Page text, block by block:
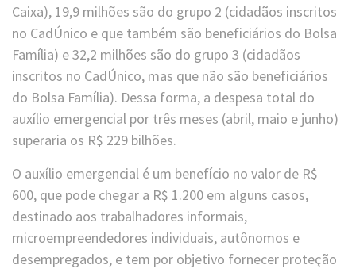
Caixa), 19,9 milhões são do grupo 2 (cidadãos inscritos
no CadÚnico e que também são beneficiários do Bolsa
Família) e 32,2 milhões são do grupo 3 (cidadãos
inscritos no CadÚnico, mas que não são beneficiários
do Bolsa Família). Dessa forma, a despesa total do
auxílio emergencial por três meses (abril, maio e junho)
superaria os R$ 229 bilhões.
O auxílio emergencial é um benefício no valor de R$
600, que pode chegar a R$ 1.200 em alguns casos,
destinado aos trabalhadores informais,
microempreendedores individuais, autônomos e
desempregados, e tem por objetivo fornecer proteção